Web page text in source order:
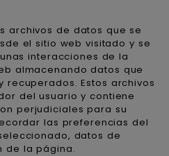
archivos de datos que se
el sitio web visitado y se
interacciones de la
almacenando datos que
Estos archivos
del usuario y contiene
perjudiciales para su
las preferencias del
datos de
de la página.